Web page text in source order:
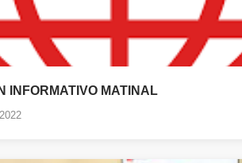
INFORMATIVO MATINAL